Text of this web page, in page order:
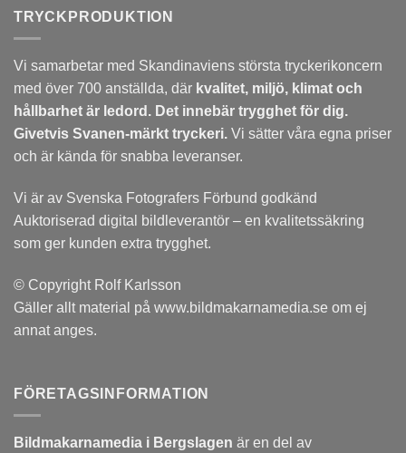
TRYCKPRODUKTION
Vi samarbetar med Skandinaviens största tryckerikoncern
med över 700 anställda, där kvalitet, miljö, klimat och
hållbarhet är ledord. Det innebär trygghet för dig.
Givetvis Svanen-märkt tryckeri. Vi sätter våra egna priser
och är kända för snabba leveranser.
Vi är av Svenska Fotografers Förbund godkänd
Auktoriserad digital bildleverantör – en kvalitetssäkring
som ger kunden extra trygghet.
© Copyright Rolf Karlsson
Gäller allt material på www.bildmakarnamedia.se om ej
annat anges.
FÖRETAGSINFORMATION
Bildmakarnamedia i Bergslagen är en del av